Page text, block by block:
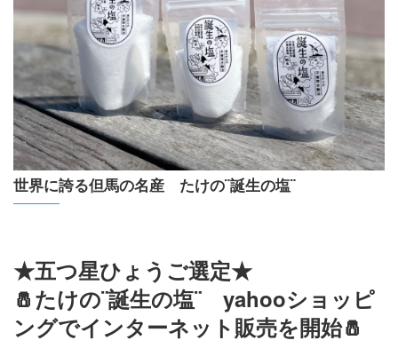
世界に誇る但馬の名産 たけの¨誕生の塩¨
★五つ星ひょうご選定★
🧂たけの¨誕生の塩¨ yahooショッピ
ングでインターネット販売を開始🧂